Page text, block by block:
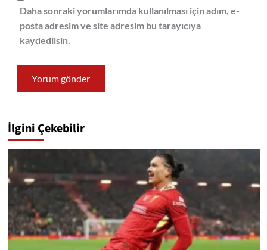
Daha sonraki yorumlarımda kullanılması için adım, e-
posta adresim ve site adresim bu tarayıcıya
kaydedilsin.
İlgini Çekebilir